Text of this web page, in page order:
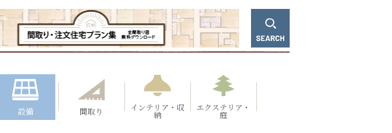
設備 間取り インテリア・収
納
エクステリア・
庭